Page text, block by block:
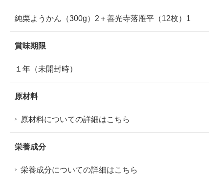
純栗ようかん（300g）2＋善光寺落雁平（12枚）1
賞味期限
１年（未開封時）
原材料
原材料についての詳細はこちら
栄養成分
栄養成分についての詳細はこちら